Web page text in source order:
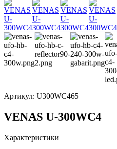
Артикул: U300WC465
VENAS U-300WC4
Характеристики